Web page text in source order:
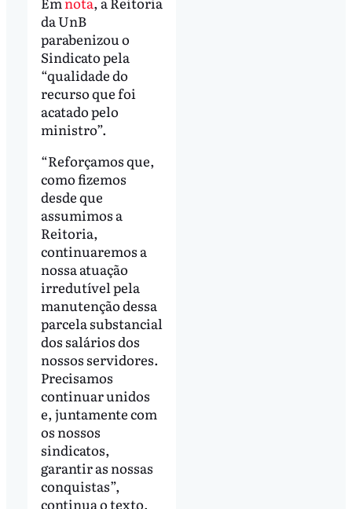
da UnB
parabenizou o
Sindicato pela
“qualidade do
recurso que foi
acatado pelo
ministro”.
“Reforçamos que,
como fizemos
desde que
assumimos a
Reitoria,
continuaremos a
nossa atuação
irredutível pela
manutenção dessa
parcela substancial
dos salários dos
nossos servidores.
Precisamos
continuar unidos
e, juntamente com
os nossos
sindicatos,
garantir as nossas
conquistas”,
continua o texto.